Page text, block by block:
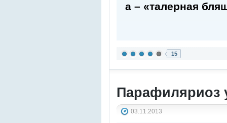
а – «талерная
15
Парафиляриоз
03.11.2013